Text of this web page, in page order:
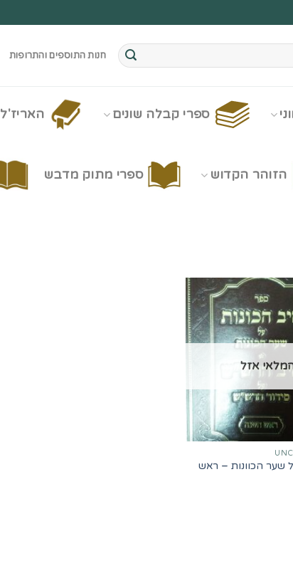
חנות התוספים והתרופות
ספרי קבלה שונים האריז'ל
הזוהר הקדוש ספרי מתוק מדבש
אזל
שער הכוונות – ראש